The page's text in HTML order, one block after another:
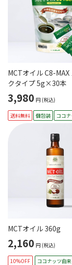
MCTオイル C8-MAX
クタイプ 5g×30本
3,980 円 (税込)
送料無料 個包装 ココ
MCTオイル 360g
2,160 円 (税込)
10%OFF ココナッツ由来